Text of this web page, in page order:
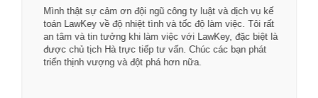
Mình thật sự cảm ơn đội ngũ công ty luật và dịch vụ kế
toán LawKey về độ nhiệt tình và tốc độ làm việc. Tôi rất
an tâm và tin tưởng khi làm việc với LawKey, đặc biệt là
được chủ tịch Hà trực tiếp tư vấn. Chúc các bạn phát
triển thịnh vượng và đột phá hơn nữa.